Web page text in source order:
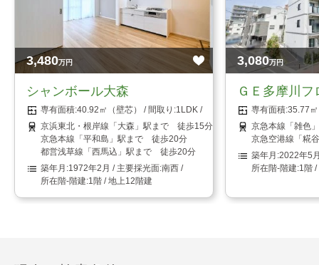
3,480万円
シャンボール大森
40.92㎡（壁芯）
1LDK
京浜東北・根岸線「大森」駅まで 徒歩15分
京急本線「平和島」駅まで 徒歩20分
都営浅草線「西馬込」駅まで 徒歩20分
1972年2月
南西
1階 / 地上12階建
3,080万円
ＧＥ多摩川フ
35.77
京急本線「雑色
京急空港線「糀
2022年5
1階